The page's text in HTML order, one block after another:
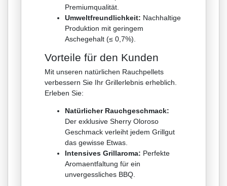
Premiumqualität.
Umweltfreundlichkeit: Nachhaltige
Produktion mit geringem
Aschegehalt (≤ 0,7%).
Vorteile für den Kunden
Mit unseren natürlichen Rauchpellets
verbessern Sie Ihr Grillerlebnis erheblich.
Erleben Sie:
Natürlicher Rauchgeschmack:
Der exklusive Sherry Oloroso
Geschmack verleiht jedem Grillgut
das gewisse Etwas.
Intensives Grillaroma: Perfekte
Aromaentfaltung für ein
unvergessliches BBQ.